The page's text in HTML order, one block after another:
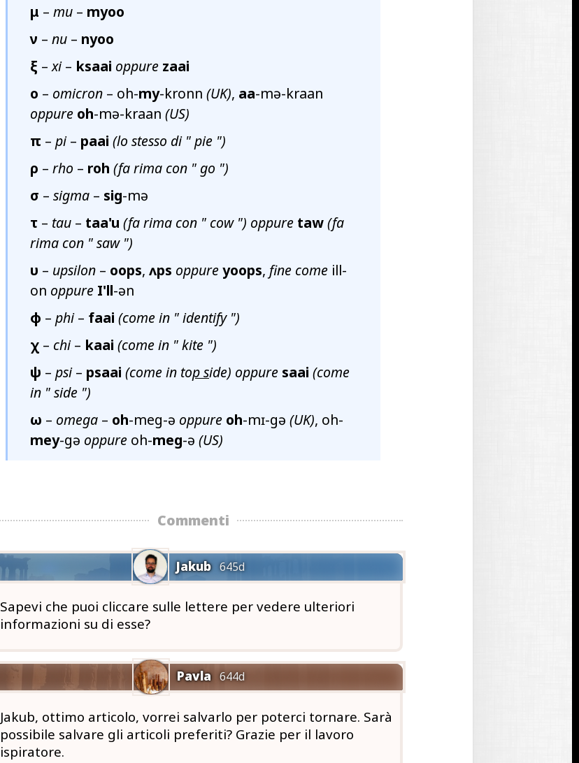
μ – mu – myoo
ν – nu – nyoo
ξ –xi– ksaai oppure zaai
ο – omicron – oh-my-kronn (UK), aa-mə-kraan
oppure oh-mə-kraan (US)
π – pi– paai (lo stesso di "pie ")
ρ – rho – roh (fa rima con " go ")
σ – sigma – sig-mə
τ – tau – taa'u (fa rima con " cow") oppure taw(fa
rima con "saw")
υ – upsilon – oops, ʌps oppureyoops, fine come ill-
on oppure I'll-ən
φ – phi– faai (come in "identify")
χ – chi– kaai (come in "kite ")
ψ – psi– psaai (come in top side) oppure saai (come
in "side ")
ω – omega – oh-meg-ə oppure oh-mɪ-gə (UK), oh-
mey-gə oppure oh-meg-ə (US)
Commenti
Jakub 645d
Sapevi che puoi cliccare sulle lettere per vedere ulteriori
informazioni su di esse?
Pavla 644d
Jakub, ottimo articolo, vorrei salvarlo per poterci tornare. Sarà
possibile salvare gli articoli preferiti? Grazie per il lavoro
ispiratore.